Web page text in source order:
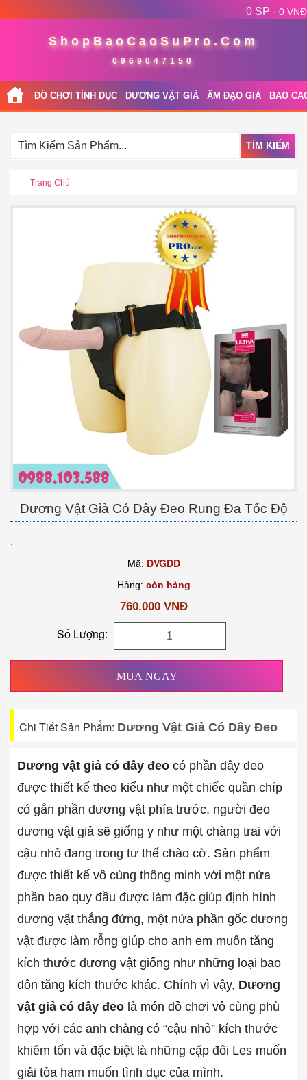
0 SP - 0 VNĐ
ShopBaoCaoSuPro.Com
0969047150
ĐỒ CHƠI TÌNH DỤC DƯƠNG VẬT GIẢ ÂM ĐẠO GIẢ BAO
TÌM KIẾM
Trang Chủ
Dương Vật Giả Có Dây Đeo Rung Đa Tốc Độ
.
Mã: DVGDD
Hàng: còn hàng
760.000 VNĐ
Số Lượng:
MUA NGAY
Chi Tiết Sản Phẩm: Dương Vật Giả Có Dây Đeo
Dương vật giả có dây đeo có phần dây đeo
được thiết kế theo kiểu như một chiếc quần chíp
có gắn phần dương vật phía trước, người đeo
dương vật giả sẽ giống y như một chàng trai với
cậu nhỏ đang trong tư thế chào cờ. Sản phẩm
được thiết kế vô cùng thông minh với một nửa
phần bao quy đầu được làm đặc giúp định hình
dương vật thẳng đứng, một nửa phần gốc dương
vật được làm rỗng giúp cho anh em muốn tăng
kích thước dương vật giống như những loại bao
đôn tăng kích thước khác. Chính vì vậy, Dương
vật giả có dây đeo là món đồ chơi vô cùng phù
hợp với các anh chàng có “cậu nhỏ” kích thước
khiêm tốn và đặc biệt là những cặp đôi Les muốn
giải tỏa ham muốn tình dục của mình.